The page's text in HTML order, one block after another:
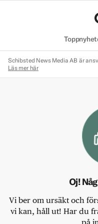
Schibsted News Media AB är
Läs mer här
Oj!
Vi ber om ursäkt och
vi kan, håll ut! Har du